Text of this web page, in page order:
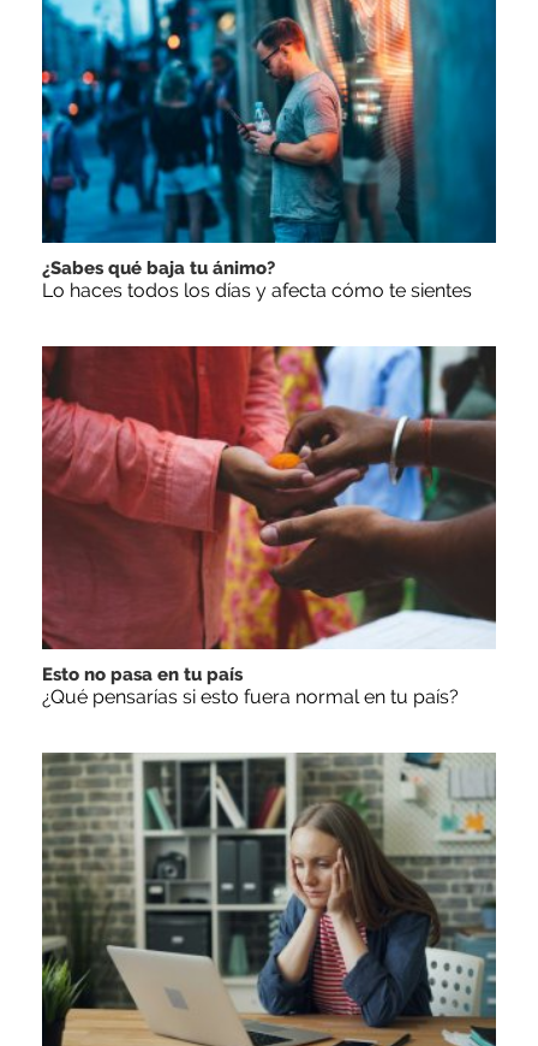
¿Sabes qué baja tu ánimo?
Lo haces todos los días y afecta cómo te sientes
Esto no pasa en tu país
¿Qué pensarías si esto fuera normal en tu país?